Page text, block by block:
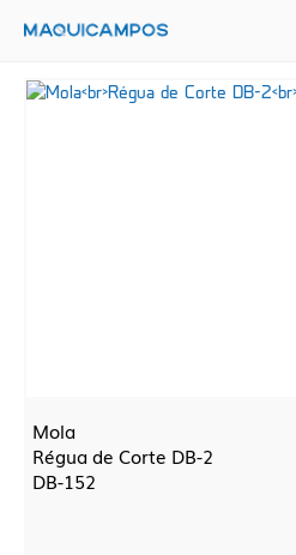
Mola
Régua de Corte DB-2
DB-152